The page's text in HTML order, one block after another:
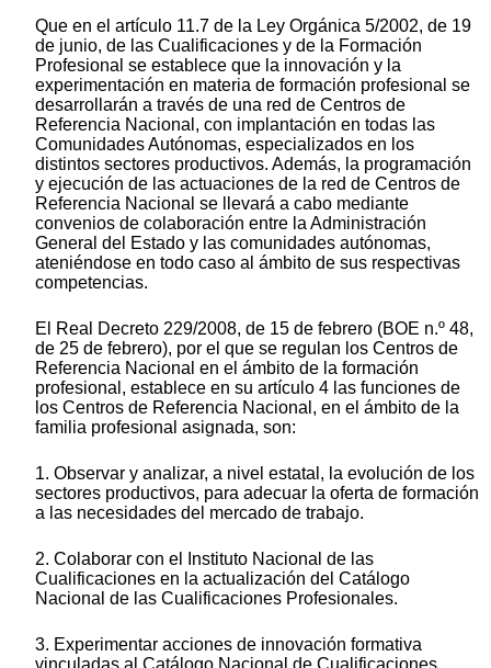
Que en el artículo 11.7 de la Ley Orgánica 5/2002, de 19
de junio, de las Cualificaciones y de la Formación
Profesional se establece que la innovación y la
experimentación en materia de formación profesional se
desarrollarán a través de una red de Centros de
Referencia Nacional, con implantación en todas las
Comunidades Autónomas, especializados en los
distintos sectores productivos. Además, la programación
y ejecución de las actuaciones de la red de Centros de
Referencia Nacional se llevará a cabo mediante
convenios de colaboración entre la Administración
General del Estado y las comunidades autónomas,
ateniéndose en todo caso al ámbito de sus respectivas
competencias.
El Real Decreto 229/2008, de 15 de febrero (BOE n.º 48,
de 25 de febrero), por el que se regulan los Centros de
Referencia Nacional en el ámbito de la formación
profesional, establece en su artículo 4 las funciones de
los Centros de Referencia Nacional, en el ámbito de la
familia profesional asignada, son:
1. Observar y analizar, a nivel estatal, la evolución de los
sectores productivos, para adecuar la oferta de formación
a las necesidades del mercado de trabajo.
2. Colaborar con el Instituto Nacional de las
Cualificaciones en la actualización del Catálogo
Nacional de las Cualificaciones Profesionales.
3. Experimentar acciones de innovación formativa
vinculadas al Catálogo Nacional de Cualificaciones